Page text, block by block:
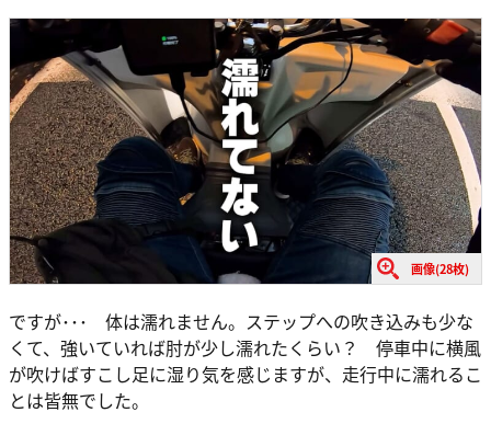
画像(28枚)
ですが･･･ 体は濡れません。ステップへの吹き込みも少な
くて、強いていれば肘が少し濡れたくらい？ 停車中に横風
が吹けばすこし足に湿り気を感じますが、走行中に濡れるこ
とは皆無でした。